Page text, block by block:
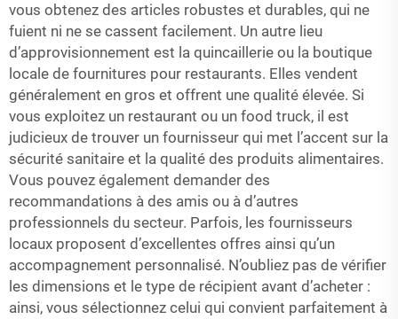
vous obtenez des articles robustes et durables, qui ne
fuient ni ne se cassent facilement. Un autre lieu
d’approvisionnement est la quincaillerie ou la boutique
locale de fournitures pour restaurants. Elles vendent
généralement en gros et offrent une qualité élevée. Si
vous exploitez un restaurant ou un food truck, il est
judicieux de trouver un fournisseur qui met l’accent sur la
sécurité sanitaire et la qualité des produits alimentaires.
Vous pouvez également demander des
recommandations à des amis ou à d’autres
professionnels du secteur. Parfois, les fournisseurs
locaux proposent d’excellentes offres ainsi qu’un
accompagnement personnalisé. N’oubliez pas de vérifier
les dimensions et le type de récipient avant d’acheter :
ainsi, vous sélectionnez celui qui convient parfaitement à